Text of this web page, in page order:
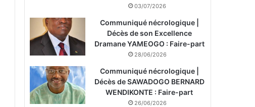
03/07/2026
Communiqué nécrologique |
Décès de son Excellence
Dramane YAMEOGO : Faire-part
28/06/2026
Communiqué nécrologique |
Décès de SAWADOGO BERNARD
WENDIKONTE : Faire-part
26/06/2026